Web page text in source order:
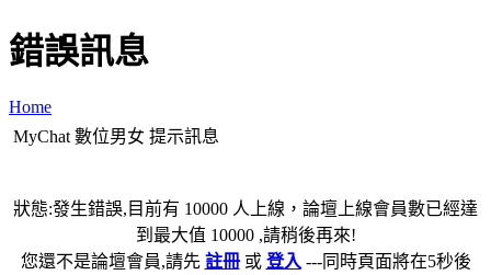
錯誤訊息
Home
MyChat 數位男女 提示訊息
狀態:發生錯誤,目前有 10000 人上線，論壇上線會員數已經達
到最大值 10000 ,請稍後再來!
您還不是論壇會員,請先 註冊或 登入 ---同時頁面將在5秒後